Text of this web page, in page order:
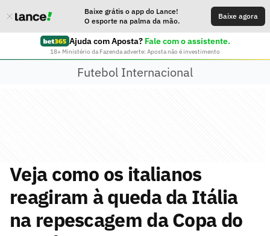
Baixe grátis o app do Lance!
O esporte na palma da mão.
Baixe agora
Ajuda com Aposta? Fale com o assistente.
18+ Ministério da Fazenda adverte: Aposta não é investimento
Futebol Internacional
Veja como os italianos
reagiram à queda da Itália
na repescagem da Copa do